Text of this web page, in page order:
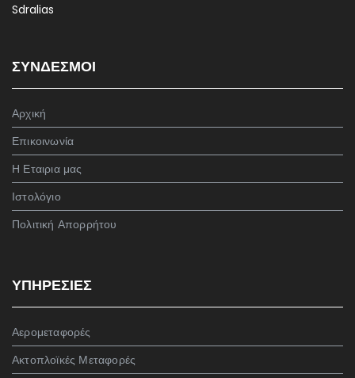
Sdralias
ΣΥΝΔΕΣΜΟΙ
Αρχική
Επικοινωνία
Η Εταιρια μας
Ιστολόγιο
Πολιτική Απορρήτου
ΥΠΗΡΕΣΙΕΣ
Αερομεταφορές
Ακτοπλοϊκές Μεταφορές